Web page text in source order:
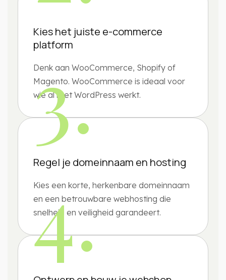
Kies het juiste e-commerce
platform
Denk aan WooCommerce, Shopify of
Magento. WooCommerce is ideaal voor
wie al met WordPress werkt.
3.
Regel je domeinnaam en hosting
Kies een korte, herkenbare domeinnaam
en een betrouwbare webhosting die
snelheid en veiligheid garandeert.
4.